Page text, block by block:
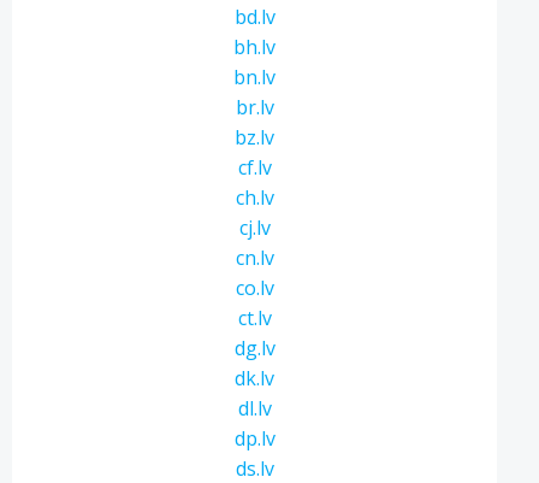
bd.lv
bh.lv
bn.lv
br.lv
bz.lv
cf.lv
ch.lv
cj.lv
cn.lv
co.lv
ct.lv
dg.lv
dk.lv
dl.lv
dp.lv
ds.lv